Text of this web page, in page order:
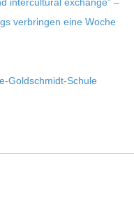
inter­cul­tu­ral exch­ange” –
ver­brin­gen eine Woche
Goldschmidt-Schule